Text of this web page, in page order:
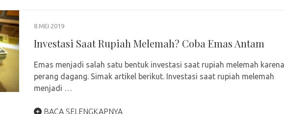
8 MEI 2019
Investasi Saat Rupiah Melemah? Coba Emas Antam
Emas menjadi salah satu bentuk investasi saat rupiah melemah karena
perang dagang. Simak artikel berikut. Investasi saat rupiah melemah
menjadi …
BACA SELENGKAPNYA